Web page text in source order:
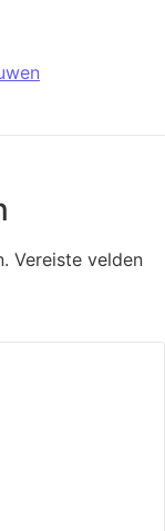
Vereiste velden